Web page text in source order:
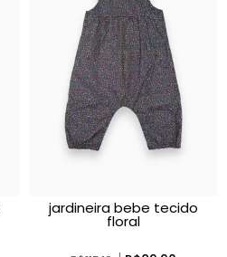
jardineira bebe tecido
floral